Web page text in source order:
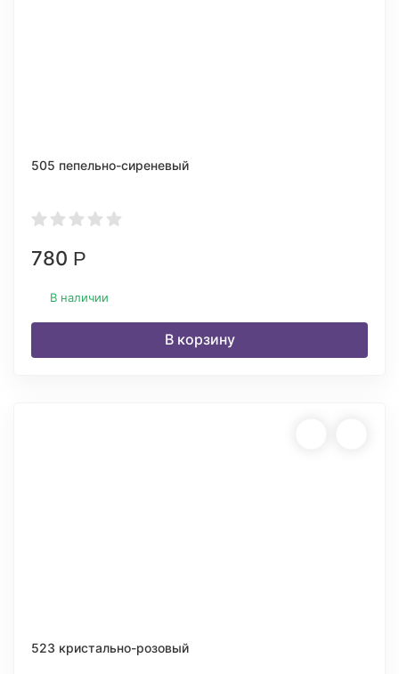
505 пепельно-сиреневый
780 Р
В наличии
В корзину
523 кристально-розовый